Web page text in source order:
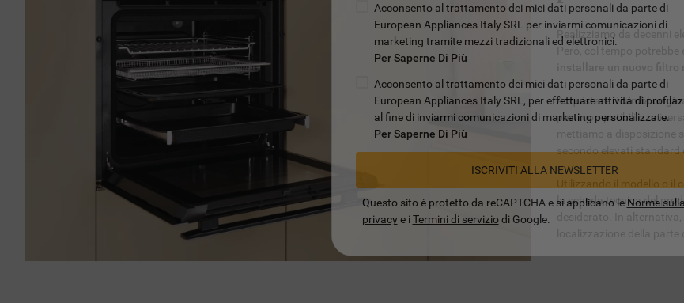
Realizziamo da decenni
Però, col tempo
installare un nuovo
Acquistarericambi
parti compatibili o
mettiamo a
secondo elevati standard
Utilizzando il modello o
la scheda tecnica del
desiderato. In
localizzazione della
Acconsento al trattamento dei miei dati personali da parte di
European Appliances Italy SRL per inviarmi comunicazioni di
marketing tramite mezzi tradizionali ed elettronici.
Per Saperne Di Più
Acconsento al trattamento dei miei dati personali da parte di
European Appliances Italy SRL, per effettuare attività di
al fine di inviarmi comunicazioni di marketing personalizzate.
Per Saperne Di Più
ISCRIVITI ALLA NEWSLETTER
Questo sito è protetto da reCAPTCHA e si applicano le Norme sulla
privacye iTermini di serviziodi Google.